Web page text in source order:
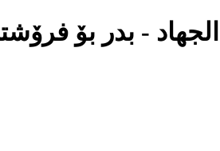
- بدر بۆ